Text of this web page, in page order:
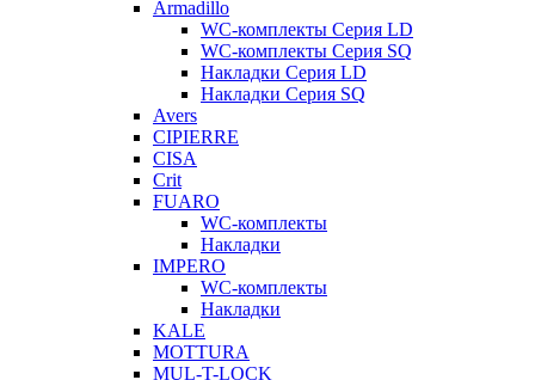
Armadillo
WC-комплекты Серия LD
WC-комплекты Серия SQ
Накладки Серия LD
Накладки Серия SQ
Avers
CIPIERRE
CISA
Crit
FUARO
WC-комплекты
Накладки
IMPERO
WC-комплекты
Накладки
KALE
MOTTURA
MUL-T-LOCK